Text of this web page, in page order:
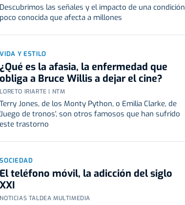
Descubrimos las señales y el impacto de una condición
poco conocida que afecta a millones
VIDA Y ESTILO
¿Qué es la afasia, la enfermedad que
obliga a Bruce Willis a dejar el cine?
LORETO IRIARTE | NTM
Terry Jones, de los Monty Python, o Emilia Clarke, de
'Juego de tronos', son otros famosos que han sufrido
este trastorno
SOCIEDAD
El teléfono móvil, la adicción del siglo
XXI
NOTICIAS TALDEA MULTIMEDIA